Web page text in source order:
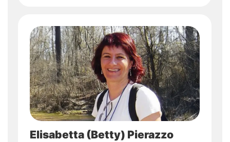
Elisabetta (Betty) Pierazzo